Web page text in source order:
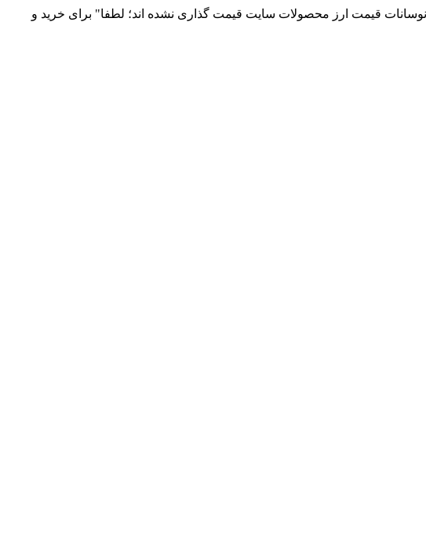
لطف خدا بوده است / فروش و تهیه و توزیع انواع قطعات الکترونیک 66869746-021 و 09120958931 / بدلیل نوسانات قیمت ارز محصولات سایت قیمت گذاری نشده اند؛ لطفا" برای خرید و